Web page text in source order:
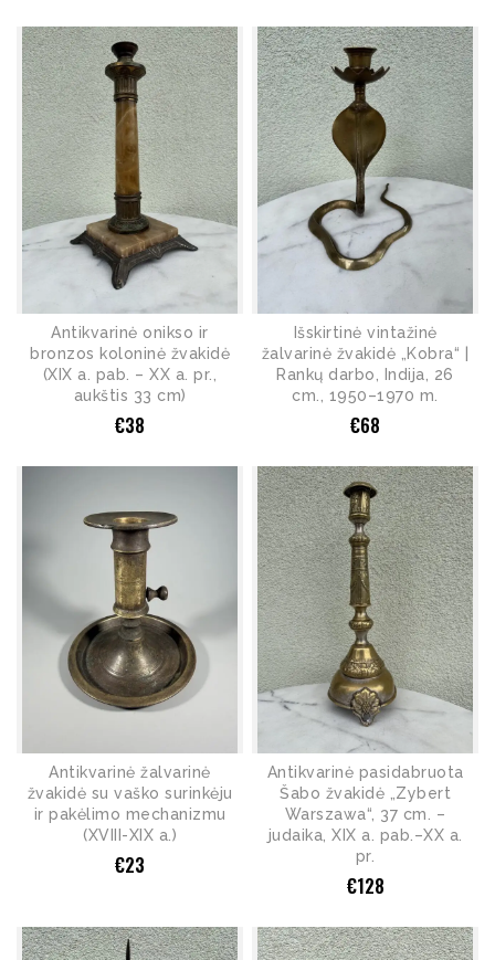
Antikvarinė onikso ir
bronzos koloninė žvakidė
(XIX a. pab. – XX a. pr.,
aukštis 33 cm)
€38
Išskirtinė vintažinė
žalvarinė žvakidė „Kobra“ |
Rankų darbo, Indija, 26
cm., 1950–1970 m.
€68
Antikvarinė žalvarinė
žvakidė su vaško surinkėju
ir pakėlimo mechanizmu
(XVIII-XIX a.)
€23
Antikvarinė pasidabruota
Šabo žvakidė „Zybert
Warszawa“, 37 cm. –
judaika, XIX a. pab.–XX a.
pr.
€128